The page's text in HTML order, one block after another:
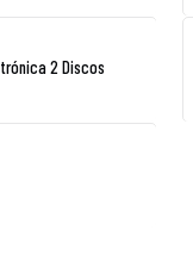
2 Discos